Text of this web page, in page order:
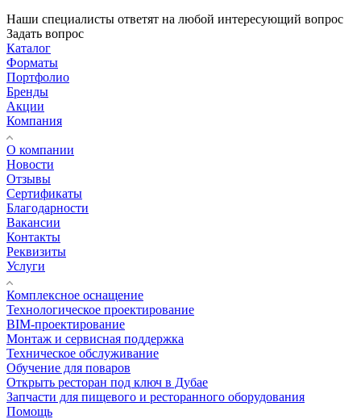
Наши специалисты ответят на любой интересующий вопрос
Задать вопрос
Каталог
Форматы
Портфолио
Бренды
Акции
Компания
О компании
Новости
Отзывы
Сертификаты
Благодарности
Вакансии
Контакты
Реквизиты
Услуги
Комплексное оснащение
Технологическое проектирование
BIM-проектирование
Монтаж и сервисная поддержка
Техническое обслуживание
Обучение для поваров
Открыть ресторан под ключ в Дубае
Запчасти для пищевого и ресторанного оборудования
Помощь